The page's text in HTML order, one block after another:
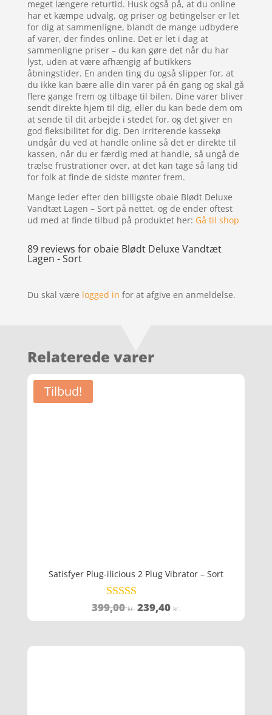
meget længere returtid. Husk også på, at du online
har et kæmpe udvalg, og priser og betingelser er let
for dig at sammenligne, blandt de mange udbydere
af varer, der findes online. Det er let i dag at
sammenligne priser – du kan gøre det når du har
lyst, uden at være afhængig af butikkers
åbningstider. En anden ting du også slipper for, at
du ikke kan bære alle din varer på én gang og skal gå
flere gange frem og tilbage til bilen. Dine varer bliver
sendt direkte hjem til dig, eller du kan bede dem om
at sende til dit arbejde i stedet for, og det giver en
god fleksibilitet for dig. Den irriterende kassekø
undgår du ved at handle online så det er direkte til
kassen, når du er færdig med at handle, så ungå de
trælse frustrationer over, at det kan tage så lang tid
for folk at finde de sidste mønter frem.
Mange leder efter den billigste obaie Blødt Deluxe
Vandtæt Lagen – Sort på nettet, og de ender oftest
ud med at finde tilbud på produktet her: Gå til shop
89 reviews for obaie Blødt Deluxe Vandtæt
Lagen - Sort
Du skal være logged in for at afgive en anmeldelse.
Relaterede varer
Tilbud!
Satisfyer Plug-ilicious 2 Plug Vibrator – Sort
Vurderet
4.6
399,00kr. Den
oprindelige
239,40 kr.
aktuelle